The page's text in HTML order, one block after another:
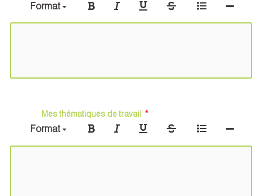
Format
Mes thématiques de travail
Format